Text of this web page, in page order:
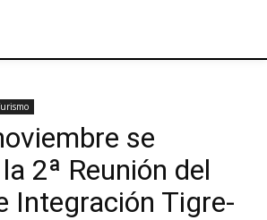
se
2ª Reunión del
Integración Tigre-